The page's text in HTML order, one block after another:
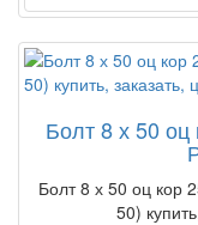
Болт 8 х 50
Болт 8 х 50 оц кор
50)